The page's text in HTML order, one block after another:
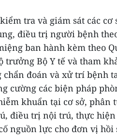
tra và giám sát các
điều trị người bệnh
ban hành kèm theo
trưởng Bộ Y tế và tham
chẩn đoán và xử trí bệnh
cường các biện pháp
khuẩn tại cơ sở, phân
điều trị nội trú, thực
nguồn lực cho đơn vị